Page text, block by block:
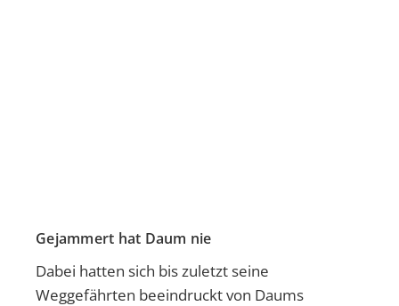
Gejammert hat Daum nie
Dabei hatten sich bis zuletzt seine
Weggefährten beeindruckt von Daums